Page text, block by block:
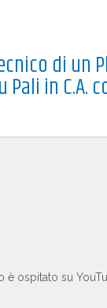
di un
in C.A.
è ospitato su